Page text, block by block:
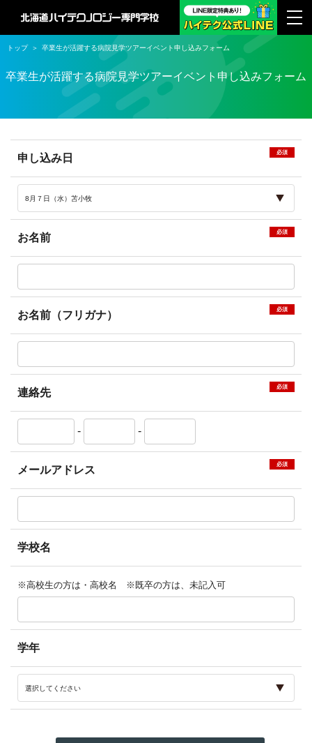
卒業生が活躍する病院見学ツアーイベント申し込みフォーム
トップ 卒業生が活躍する病院見学ツアーイベント申し込みフォーム
申し込み日 必須
お名前 必須
お名前（フリガナ） 必須
連絡先 必須
- -
メールアドレス 必須
学校名
※高校生の方は・高校名 ※既卒の方は、未記入可
学年